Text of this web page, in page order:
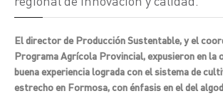
El director de Producción Sustentable, y el
Programa Agrícola Provincial, expusieron en la
buena experiencia lograda con el sistema de
estrecho en Formosa, con énfasis en el del